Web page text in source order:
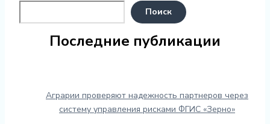
Поиск
Последние публикации
Аграрии проверяют надежность партнеров через
систему управления рисками ФГИС «Зерно»